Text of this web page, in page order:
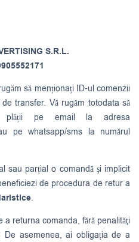
S.R.L.
să menționați ID-ul comenzii
transfer. Vă rugăm totodata să
plății pe email la adresa
pe whatsapp/sms la numărul
sau parțial o comandă şi implicit
de procedura de retur a
.
returna comanda, fără penalităţi
De asemenea, ai obligația de a